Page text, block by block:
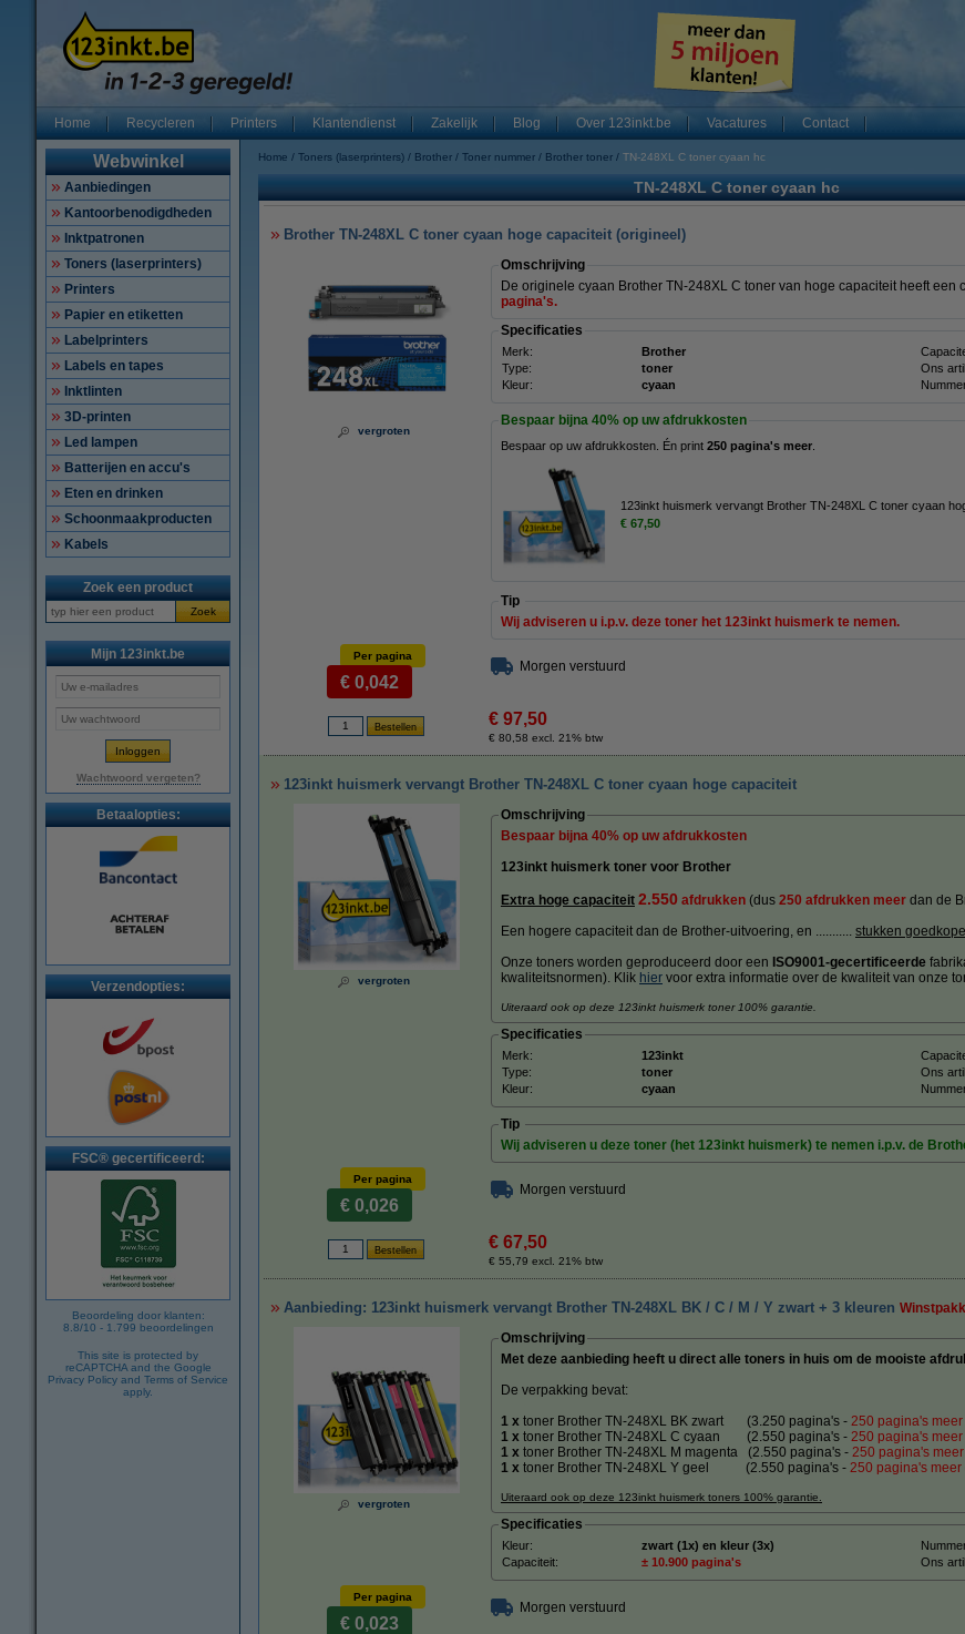
Home Recycleren Printers Klantendienst Zakelijk Blog Over 123inkt.be Vacatures Contact
Webwinkel
Aanbiedingen
Kantoorbenodigdheden
Inktpatronen
Toners (laserprinters)
Printers
Papier en etiketten
Labelprinters
Labels en tapes
Inktlinten
3D-printen
Led lampen
Batterijen en accu's
Eten en drinken
Schoonmaakproducten
Kabels
Zoek een product
Zoek
Mijn 123inkt.be
Wachtwoord vergeten?
Betaalopties:
Verzendopties:
FSC® gecertificeerd:
Beoordeling door klanten:
8.8/10 - 1.799 beoordelingen
This site is protected by
reCAPTCHA and the Google
Privacy Policy and Terms of Service
apply.
Home Toners (laserprinters) Brother Toner nummer Brother toner TN-248XL C toner cyaan hc
TN-248XL C toner cyaan hc
Brother TN-248XL C toner cyaan hoge capaciteit (origineel)
vergroten
Omschrijving
De originele cyaan Brother TN-248XL C toner van hoge capaciteit heeft een
pagina's.
Specificaties
Merk: Brother
Type:
toner Ons
Kleur:
cyaan
Bespaar bijna 40% op uw afdrukkosten
Bespaar op uw afdrukkosten. Én print 250 pagina's meer
123inkt huismerk vervangt Brother TN-248XL C toner cyaan
€ 67,50
Tip
Wij adviseren u i.p.v. deze toner het 123inkt huismerk te nemen.
Per pagina
€ 0,042
Morgen verstuurd
€ 97,50
€ 80,58 excl. 21% btw
123inkt huismerk vervangt Brother TN-248XL C toner cyaan hoge capaciteit
vergroten
Omschrijving
Bespaar bijna 40% op uw afdrukkosten
123inkt huismerk toner voor Brother
Extra hoge capaciteit 2.550 afdrukken (dus 250 afdrukken meer dan de
Een hogere capaciteit dan de Brother-uitvoering, en ........... stukken
Onze toners worden geproduceerd door een ISO9001-gecertificeerde
kwaliteitsnormen). Klik hier voor extra informatie over de kwaliteit van onze
Uiteraard ook op deze 123inkt huismerk toner 100% garantie.
Specificaties
Merk: 123inkt
Type:
toner Ons
Kleur:
cyaan
Tip
Wij adviseren u deze toner (het 123inkt huismerk) te nemen i.p.v. de
Per pagina
€ 0,026
Morgen verstuurd
€ 67,50
€ 55,79 excl. 21% btw
Aanbieding: 123inkt huismerk vervangt Brother TN-248XL BK / C / M / Y zwart + 3 kleuren
vergroten
Omschrijving
Met deze aanbieding heeft u direct alle toners in huis om de mooiste
De verpakking bevat:
1 x toner Brother TN-248XL BK zwart (3.250 pagina's - 250 pagina's meer
1 x toner Brother TN-248XL C cyaan (2.550 pagina's - 250 pagina's meer
1 x toner Brother TN-248XL M magenta (2.550 pagina's - 250 pagina's meer
1 x toner Brother TN-248XL Y geel (2.550 pagina's - 250 pagina's meer
Uiteraard ook op deze 123inkt huismerk toners 100% garantie.
Specificaties
Kleur: zwart (1x) en kleur (3x)
Capaciteit:
± 10.900 pagina's Ons
Per pagina
€ 0,023
Morgen verstuurd